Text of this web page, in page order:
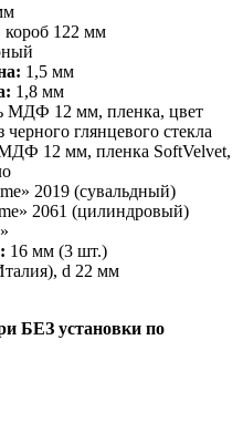
122 мм
1,5 мм
1,8 мм
МДФ 12 мм, пленка, цвет
глянцевого стекла
12 мм, пленка SoftVelvet,
2019 (сувальдный)
2061 (цилиндровый)
16 мм (3 шт.)
d 22 мм
БЕЗ установки по